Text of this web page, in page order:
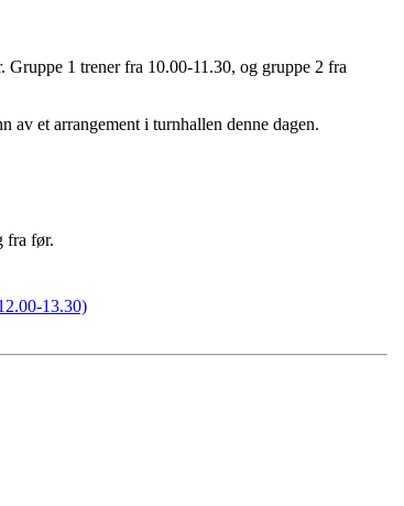
1 trener fra 10.00-11.30, og gruppe 2 fra
av et arrangement i turnhallen denne dagen.
fra før.
13.30)